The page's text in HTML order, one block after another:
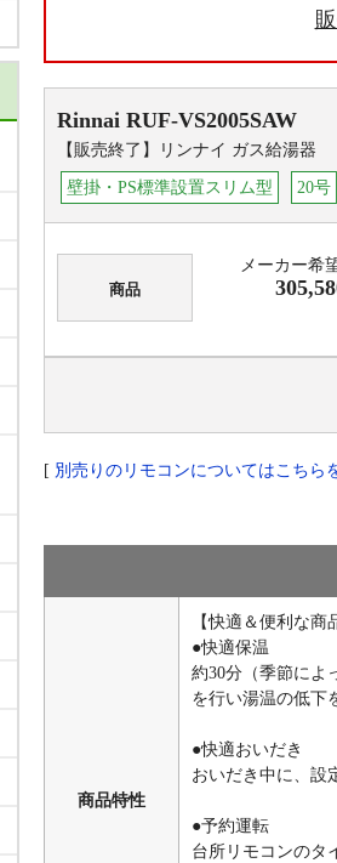
Rinnai RUF-VS2005SAW
【販売終了】リンナイ ガス給湯器
壁掛・PS標準設置スリム型 20号
商品
メーカー希
[ 別売りのリモコンについてはこちら
商品特性
【快適＆便利な商
●快適保温
約30分（季節によ
を行い湯温の低下
●快適おいだき
おいだき中に、設
●予約運転
台所リモコンのタ